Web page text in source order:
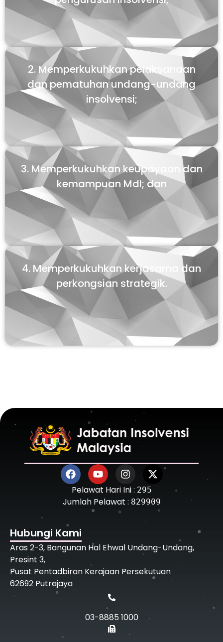
2. Memperkukuhkan pelaksanaan
dan pematuhan undang-undang
insolvensi;
3. Memperkukuhkan keupayaan dan
kemampuan MdI; dan
4. Memperkukuhkan kerjasama dan
perkongsian strategik.
Pelawat Hari Ini : 295
Jumlah Pelawat : 829909
Hubungi Kami
Aras 2-3, Bangunan Hal Ehwal Undang-Undang,
Presint 3,
Pusat Pentadbiran Kerajaan Persekutuan
62692 Putrajaya
03-8885 1000